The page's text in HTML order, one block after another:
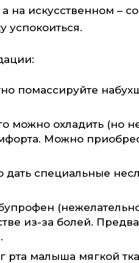
искусственном –
успокоиться.
помассируйте
можно охладить (но
Можно
специальные
из-за болей.
рта малыша мягкой